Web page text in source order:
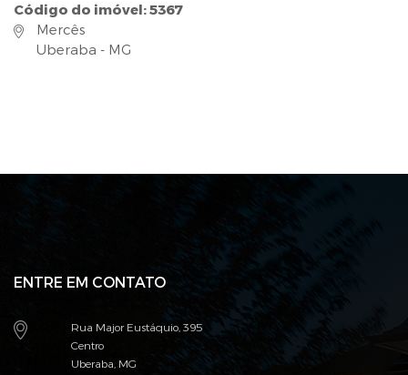
Código do imóvel: 5367
Mercês
Uberaba - MG
ENTRE EM CONTATO
Rua Major Eustáquio, 395
Centro
Uberaba, MG